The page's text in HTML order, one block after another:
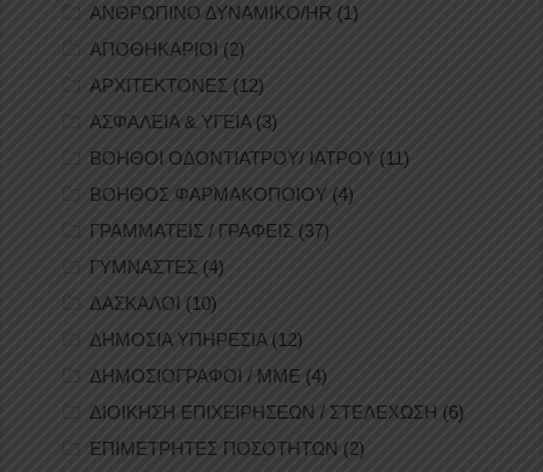
ΑΝΘΡΩΠΙΝΟ ΔΥΝΑΜΙΚΟ/HR (1)
ΑΠΟΘΗΚΑΡΙΟΙ (2)
ΑΡΧΙΤΕΚΤΟΝΕΣ (12)
ΑΣΦΑΛΕΙΑ & ΥΓΕΙΑ(3)
ΒΟΗΘΟΙ ΟΔΟΝΤΙΑΤΡΟΥ/ ΙΑΤΡΟΥ (11)
ΒΟΗΘΟΣ ΦΑΡΜΑΚΟΠΟΙΟΥ (4)
ΓΡΑΜΜΑΤΕΙΣ / ΓΡΑΦΕΙΣ (37)
ΓΥΜΝΑΣΤΕΣ (4)
ΔΑΣΚΑΛΟΙ (10)
ΔΗΜΟΣΙΑ ΥΠΗΡΕΣΙΑ (12)
ΔΗΜΟΣΙΟΓΡΑΦΟΙ / ΜΜΕ (4)
ΔΙΟΙΚΗΣΗ ΕΠΙΧΕΙΡΗΣΕΩΝ / ΣΤΕΛΕΧΩΣΗ (6)
ΕΠΙΜΕΤΡΗΤΕΣ ΠΟΣΟΤΗΤΩΝ (2)